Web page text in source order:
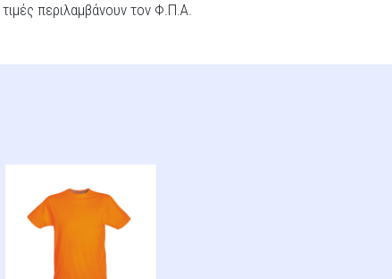
τιμές περιλαμβάνουν τον Φ.Π.Α.